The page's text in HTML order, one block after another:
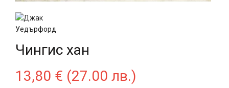
Чингис хан
13,80 € (27.00 лв.)